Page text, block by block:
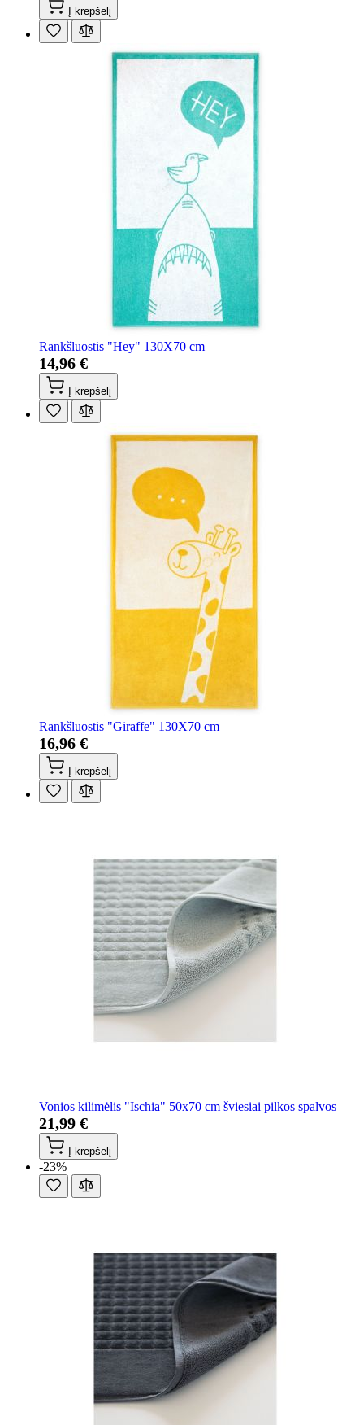
Į krepšelį
Rankšluostis "Hey" 130X70 cm
14,96 €
Į krepšelį
Rankšluostis "Giraffe" 130X70 cm
16,96 €
Į krepšelį
Vonios kilimėlis "Ischia" 50x70 cm šviesiai pilkos spalvos
21,99 €
Į krepšelį
-23%